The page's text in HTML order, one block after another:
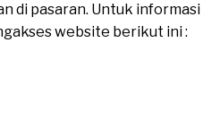
di pasaran. Untuk informasi
website berikut ini :